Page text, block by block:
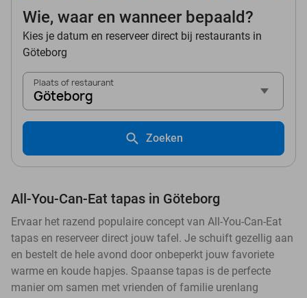
Wie, waar en wanneer bepaald?
Kies je datum en reserveer direct bij restaurants in
Göteborg
Plaats of restaurant
Göteborg
Zoeken
All-You-Can-Eat tapas in Göteborg
Ervaar het razend populaire concept van All-You-Can-Eat
tapas en reserveer direct jouw tafel. Je schuift gezellig aan
en bestelt de hele avond door onbeperkt jouw favoriete
warme en koude hapjes. Spaanse tapas is de perfecte
manier om samen met vrienden of familie urenlang